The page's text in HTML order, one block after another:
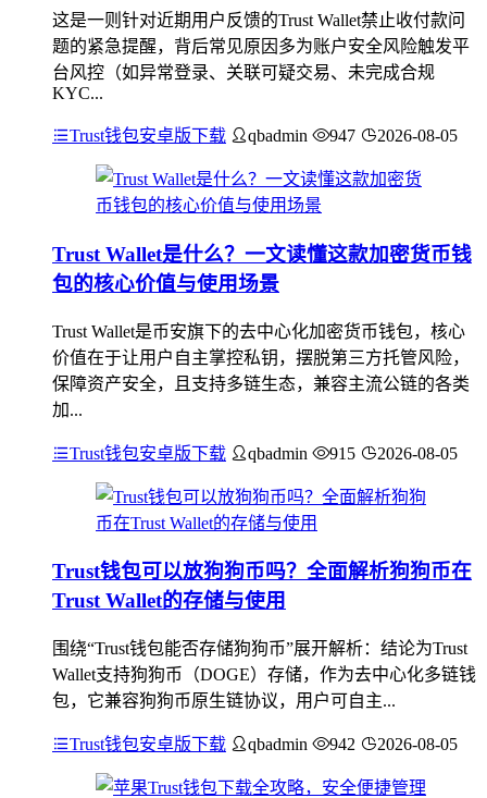
这是一则针对近期用户反馈的Trust Wallet禁止收付款问
题的紧急提醒，背后常见原因多为账户安全风险触发平
台风控（如异常登录、关联可疑交易、未完成合规
KYC...
Trust钱包安卓版下载 qbadmin 947 2026-08-05
Trust Wallet是什么？一文读懂这款加密货币钱
包的核心价值与使用场景
Trust Wallet是币安旗下的去中心化加密货币钱包，核心
价值在于让用户自主掌控私钥，摆脱第三方托管风险，
保障资产安全，且支持多链生态，兼容主流公链的各类
加...
Trust钱包安卓版下载 qbadmin 915 2026-08-05
Trust钱包可以放狗狗币吗？全面解析狗狗币在
Trust Wallet的存储与使用
围绕“Trust钱包能否存储狗狗币”展开解析：结论为Trust
Wallet支持狗狗币（DOGE）存储，作为去中心化多链钱
包，它兼容狗狗币原生链协议，用户可自主...
Trust钱包安卓版下载 qbadmin 942 2026-08-05